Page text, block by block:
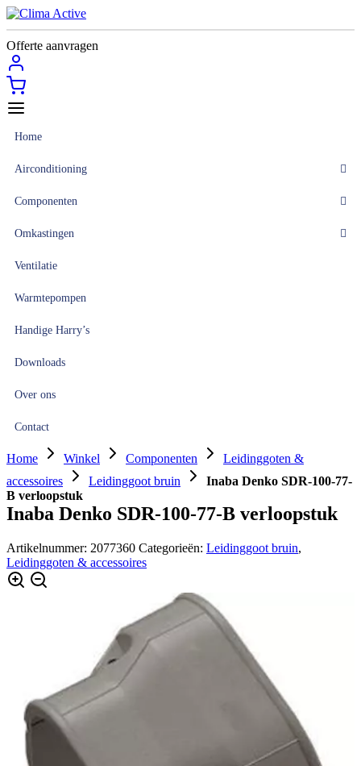
Offerte aanvragen
Home
Airconditioning
Componenten
Omkastingen
Ventilatie
Warmtepompen
Handige Harry’s
Downloads
Over ons
Contact
Home Winkel Componenten
Leidinggoten &
accessoires
Leidinggoot bruin
Inaba Denko SDR-100-77-
B verloopstuk
Inaba Denko SDR-100-77-B verloopstuk
Artikelnummer: 2077360 Categorieën: Leidinggoot bruin,
Leidinggoten & accessoires